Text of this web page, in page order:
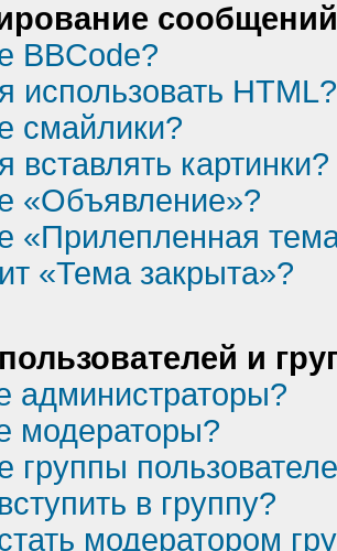
BBCode?
использовать HTML?
смайлики?
вставлять картинки?
«Объявление»?
«Прилепленная
«Тема закрыта»?
и
администраторы?
модераторы?
группы
в группу?
модератором